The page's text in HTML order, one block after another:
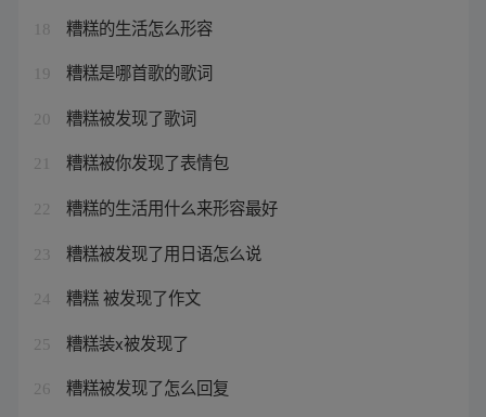
18 糟糕的生活怎么形容
19 糟糕是哪首歌的歌词
20 糟糕被发现了歌词
21 糟糕被你发现了表情包
22 糟糕的生活用什么来形容最好
23 糟糕被发现了用日语怎么说
24 糟糕 被发现了作文
25 糟糕装x被发现了
26 糟糕被发现了怎么回复